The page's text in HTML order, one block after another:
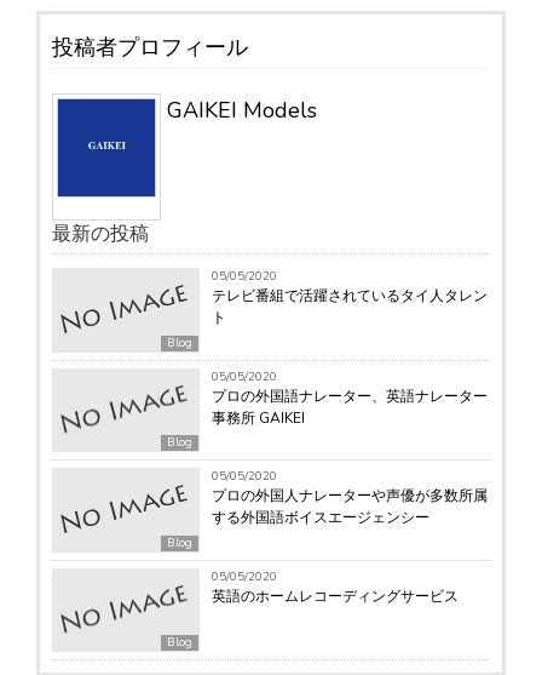
投稿者プロフィール
GAIKEI Models
最新の投稿
Blog
05/05/2020
テレビ番組で活躍されているタイ人タレン
ト
Blog
05/05/2020
プロの外国語ナレーター、英語ナレーター
事務所 GAIKEI
Blog
05/05/2020
プロの外国人ナレーターや声優が多数所属
する外国語ボイスエージェンシー
Blog
05/05/2020
英語のホームレコーディングサービス